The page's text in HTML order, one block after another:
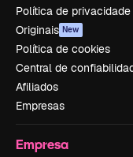
Política de privacidade
Originais New
Política de cookies
Central de
Afiliados
Empresas
Empresa